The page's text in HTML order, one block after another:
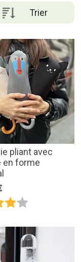
Trier
pliant avec
en forme